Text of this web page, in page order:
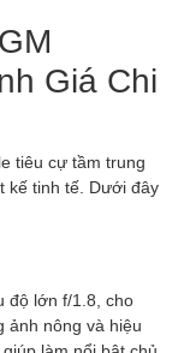
Giá Chi
tiêu cự tầm trung
kế tinh tế. Dưới đây
độ lớn f/1.8, cho
ảnh nông và hiệu